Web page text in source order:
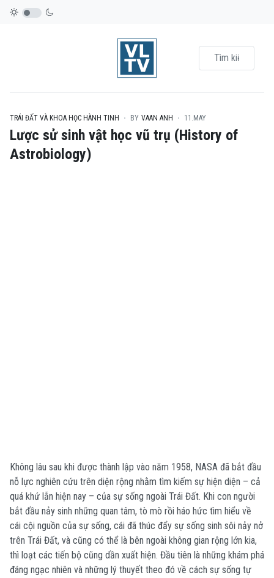
TRÁI ĐẤT VÀ KHOA HỌC HÀNH TINH BY VAAN ANH 11.MAY
Lược sử sinh vật học vũ trụ (History of
Astrobiology)
Không lâu sau khi được thành lập vào năm 1958, NASA đã bắt đầu
nỗ lực nghiên cứu trên diện rộng nhằm tìm kiếm sự hiện diện – cả
quá khứ lẫn hiện nay – của sự sống ngoài Trái Đất. Khi con người
bắt đầu nảy sinh những quan tâm, tò mò rồi háo hức tìm hiểu về
cái cội nguồn của sự sống, cái đã thúc đẩy sự sống sinh sôi nảy nở
trên Trái Đất, và cũng có thể là bên ngoài không gian rộng lớn kia,
thì loạt các tiến bộ cũng dần xuất hiện. Đầu tiên là những khám phá
đáng ngạc nhiên và những lý thuyết theo đó về cách sự sống tự